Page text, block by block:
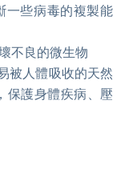
一些病毒的複製能
不良的微生物
被人體吸收的天然
保護身體疾病、壓